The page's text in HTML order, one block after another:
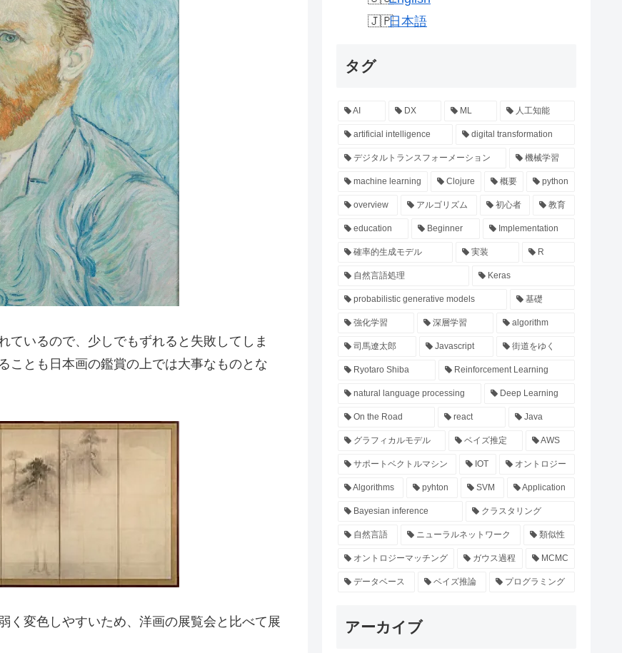
ているので、少しでもずれると失敗してしま
ことも日本画の鑑賞の上では大事なものとな
く変色しやすいため、洋画の展覧会と比べて展
日本語
タグ
AI DX ML 人工知能
artificial intelligence digital transformation
デジタルトランスフォーメーション 機械学習
machine learning Clojure 概要 python
overview アルゴリズム 初心者 教育
education Beginner Implementation
確率的生成モデル 実装 R
自然言語処理 Keras
probabilistic generative models 基礎
強化学習 深層学習 algorithm
司馬遼太郎 Javascript 街道をゆく
Ryotaro Shiba Reinforcement Learning
natural language processing Deep Learning
On the Road react Java
グラフィカルモデル ベイズ推定 AWS
サポートベクトルマシン IOT オントロジー
Algorithms pyhton SVM Application
Bayesian inference クラスタリング
自然言語 ニューラルネットワーク 類似性
オントロジーマッチング ガウス過程 MCMC
データベース ベイズ推論 プログラミング
アーカイブ